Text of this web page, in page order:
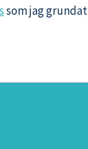
som jag